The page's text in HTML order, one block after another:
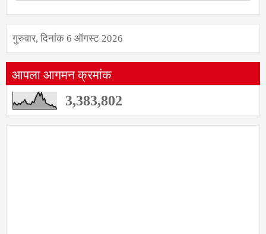
गुरुवार, दिनांक 6 ऑगस्ट 2026
आपला आगमन क्रमांक
3,383,802